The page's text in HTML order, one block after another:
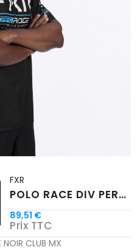
FXR
POLO RACE DIV PERFORMANCE NOIR BLEU CLUB MX
89,51 €
Prix TTC
NOIR CLUB MX